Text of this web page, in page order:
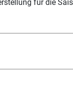
für die